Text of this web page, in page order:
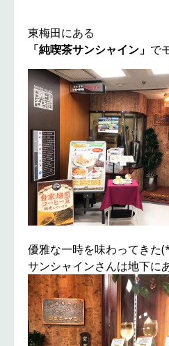
東梅田にある
「純喫茶サンシャイン」 で
優雅な一時を味わってきた
サンシャインさんは地下に